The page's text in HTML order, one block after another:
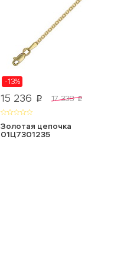
-13%
15 236 p 17 338 p
Золотая цепочка
01Ц7301235